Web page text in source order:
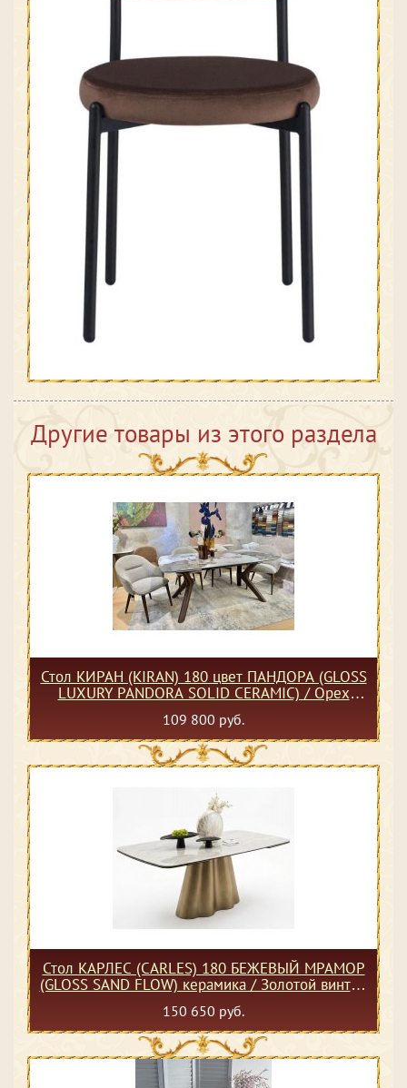
Другие товары из этого раздела
Стол КИРАН (KIRAN) 180 цвет ПАНДОРА (GLOSS
LUXURY PANDORA SOLID CERAMIC) / Орех
темный, ®DISAUR
109 800 руб.
Стол КАРЛЕС (CARLES) 180 БЕЖЕВЫЙ МРАМОР
(GLOSS SAND FLOW) керамика / Золотой винтаж
каркас, ®DISAUR
150 650 руб.